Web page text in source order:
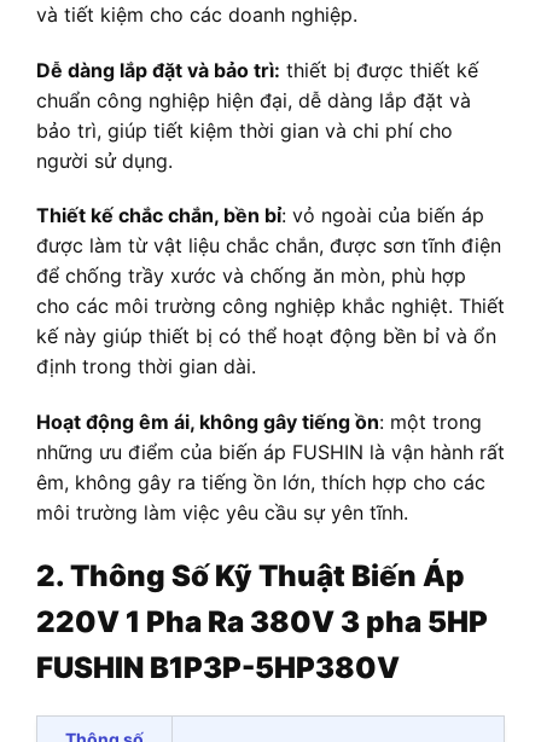
và tiết kiệm cho các doanh nghiệp.
Dễ dàng lắp đặt và bảo trì: thiết bị được thiết kế
chuẩn công nghiệp hiện đại, dễ dàng lắp đặt và
bảo trì, giúp tiết kiệm thời gian và chi phí cho
người sử dụng.
Thiết kế chắc chắn, bền bỉ: vỏ ngoài của biến áp
được làm từ vật liệu chắc chắn, được sơn tĩnh điện
để chống trầy xước và chống ăn mòn, phù hợp
cho các môi trường công nghiệp khắc nghiệt. Thiết
kế này giúp thiết bị có thể hoạt động bền bỉ và ổn
định trong thời gian dài.
Hoạt động êm ái, không gây tiếng ồn: một trong
những ưu điểm của biến áp FUSHIN là vận hành rất
êm, không gây ra tiếng ồn lớn, thích hợp cho các
môi trường làm việc yêu cầu sự yên tĩnh.
2. Thông Số Kỹ Thuật Biến Áp
220V 1 Pha Ra 380V 3 pha 5HP
FUSHIN B1P3P-5HP380V